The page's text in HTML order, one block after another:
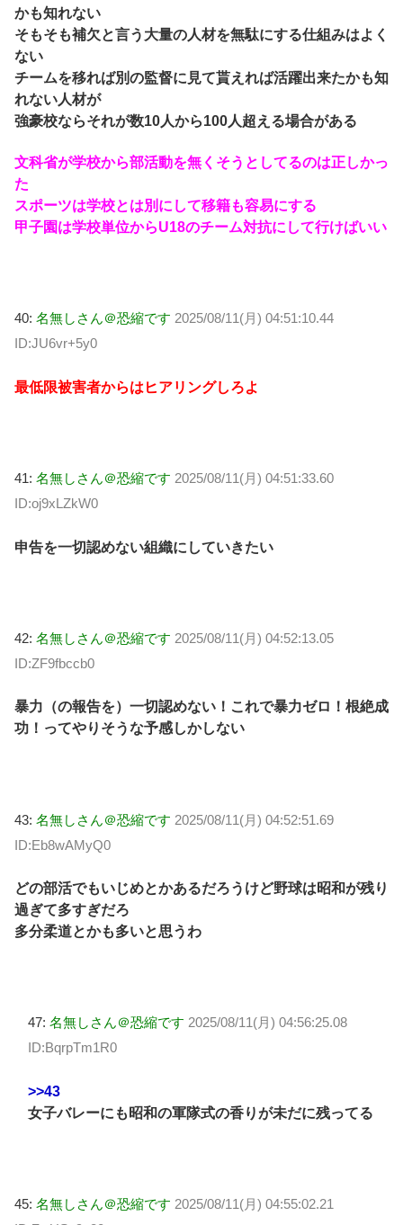
かも知れない
そもそも補欠と言う大量の人材を無駄にする仕組みはよく
ない
チームを移れば別の監督に見て貰えれば活躍出来たかも知
れない人材が
強豪校ならそれが数10人から100人超える場合がある
文科省が学校から部活動を無くそうとしてるのは正しかっ
た
スポーツは学校とは別にして移籍も容易にする
甲子園は学校単位からU18のチーム対抗にして行けばいい
40: 名無しさん＠恐縮です 2025/08/11(月) 04:51:10.44
ID:JU6vr+5y0
最低限被害者からはヒアリングしろよ
41: 名無しさん＠恐縮です 2025/08/11(月) 04:51:33.60
ID:oj9xLZkW0
申告を一切認めない組織にしていきたい
42: 名無しさん＠恐縮です 2025/08/11(月) 04:52:13.05
ID:ZF9fbccb0
暴力（の報告を）一切認めない！これで暴力ゼロ！根絶成
功！ってやりそうな予感しかしない
43: 名無しさん＠恐縮です 2025/08/11(月) 04:52:51.69
ID:Eb8wAMyQ0
どの部活でもいじめとかあるだろうけど野球は昭和が残り
過ぎて多すぎだろ
多分柔道とかも多いと思うわ
47: 名無しさん＠恐縮です 2025/08/11(月) 04:56:25.08
ID:BqrpTm1R0
>>43
女子バレーにも昭和の軍隊式の香りが未だに残ってる
45: 名無しさん＠恐縮です 2025/08/11(月) 04:55:02.21